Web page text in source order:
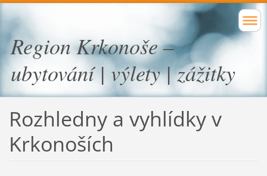
Region Krkonoše –
ubytování | výlety | zážitky
Rozhledny a vyhlídky v
Krkonoších